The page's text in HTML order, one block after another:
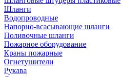
Шланги
Водопроводные
Напорно-всасывающие шланги
Поливочные шланги
Пожарное оборудование
Краны пожарные
Огнетушители
Рукава